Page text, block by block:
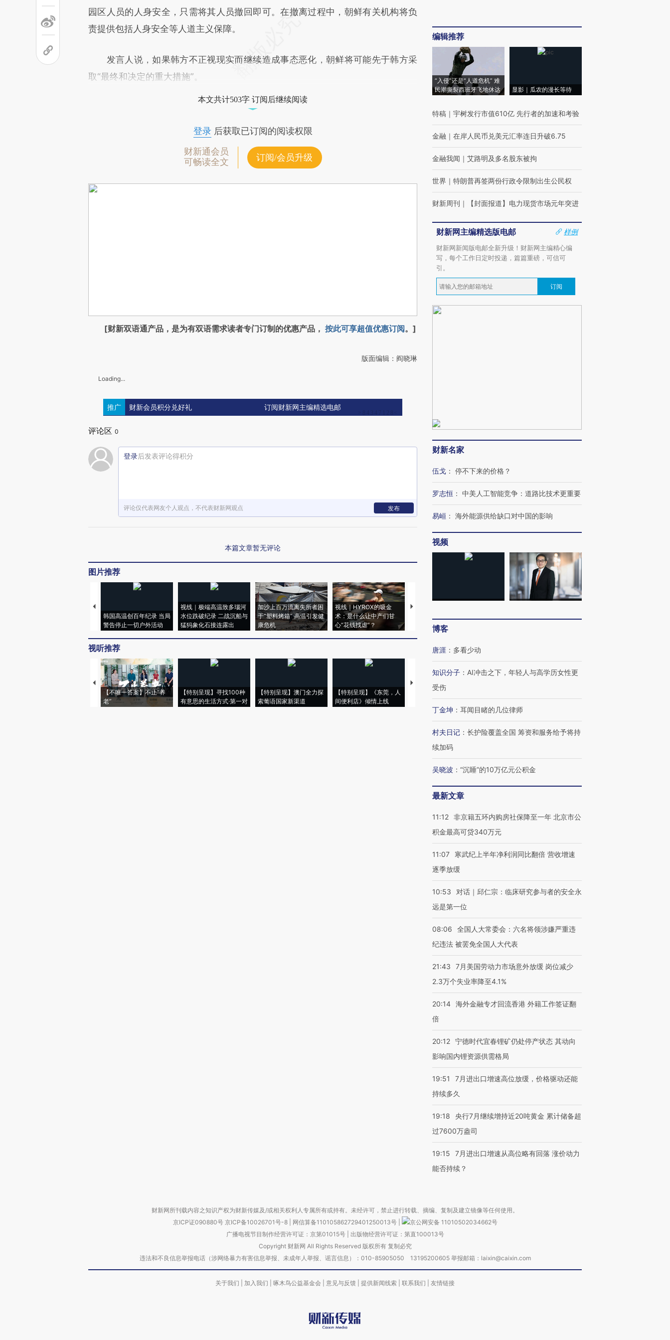
园区人员的人身安全，只需将其人员撤回即可。在撤离过程中，朝鲜有关机构将负
责提供包括人身安全等人道主义保障。
发言人说，如果韩方不正视现实而继续造成事态恶化，朝鲜将可能先于韩方采
取“最终和决定的重大措施”。
本文共计503字 订阅后继续阅读
登录后获取已订阅的阅读权限
财新通会员
可畅读全文
订阅/会员升级
[财新双语通产品，是为有双语需求读者专门订制的优惠产品， 按此可享超值优惠订阅。]
版面编辑：阎晓琳
Loading...
推广 财新会员积分兑好礼 订阅财新网主编精选电邮
评论区 0
登录后发表评论得积分
评论仅代表网友个人观点，不代表财新网观点 发布
本篇文章暂无评论
图片推荐
韩国高温创百年纪录 当局
警告停止一切户外活动
视线｜极端高温致多瑙河
水位跌破纪录 二战沉船与
猛犸象化石接连露出
加沙上百万流离失所者困
于“塑料烤箱” 高温引发健
康危机
视线｜HYROX的吸金
术：是什么让中产们甘
心“花钱找虐”？
马航飞行员跨国走私7万
视听推荐
【不唯一答案】不止“养
老”
【特别呈现】寻找100种
有意思的生活方式·第一对
【特别呈现】澳门全力探
索葡语国家新渠道
【特别呈现】《东莞，人
间便利店》倾情上线
【推广】走进第四届链博
会，让数智科技“链”接产
有意思的生活方式·第三对
住三大增长引擎是什么？
编辑推荐
“入侵”还是“人道危机” 难
民潮撕裂西班牙飞地休达
显影｜瓜农的漫长等待
特稿 ｜ 宇树发行市值610亿 先行者的加速和考验
金融 ｜ 在岸人民币兑美元汇率连日升破6.75
金融我闻 ｜ 艾路明及多名股东被拘
世界 ｜ 特朗普再签两份行政令限制出生公民权
财新周刊 ｜ 【封面报道】电力现货市场元年突进
财新网主编精选版电邮
样例
财新网新闻版电邮全新升级！财新网主编精心编
写，每个工作日定时投递，篇篇重磅，可信可
引。
订阅
财新名家
伍戈 ： 停不下来的价格？
罗志恒 ： 中美人工智能竞争：道路比技术更重要
易峘 ： 海外能源供给缺口对中国的影响
视频
博客
唐涯 ： 多看少动
知识分子 ： AI冲击之下，年轻人与高学历女性更
受伤
丁金坤 ： 耳闻目睹的几位律师
村夫日记 ： 长护险覆盖全国 筹资和服务给予将持
续加码
吴晓波 ： “沉睡”的10万亿元公积金
最新文章
11:12 非京籍五环内购房社保降至一年 北京市公
积金最高可贷340万元
11:07
寒武纪上半年净利润同比翻倍 营收增速
逐季放缓
10:53
对话｜邱仁宗：临床研究参与者的安全永
远是第一位
08:06
全国人大常委会：六名将领涉嫌严重违
纪违法 被罢免全国人大代表
21:43
7月美国劳动力市场意外放缓 岗位减少
2.3万个失业率降至4.1%
20:14 海外金融专才回流香港 外籍工作签证翻
倍
20:12 宁德时代宜春锂矿仍处停产状态 其动向
影响国内锂资源供需格局
19:51
7月进出口增速高位放缓，价格驱动还能
持续多久
19:18
央行7月继续增持近20吨黄金 累计储备超
过7600万盎司
19:15
7月进出口增速从高位略有回落 涨价动力
能否持续？
财新网所刊载内容之知识产权为财新传媒及/或相关权利人专属所有或持有。未经许可，禁止进行转载、摘编、复制及建立镜像等任何使用。
京ICP证090880号 京ICP备10026701号-8 网信算备110105862729401250013号
京公网安备 11010502034662号
广播电视节目制作经营许可证：京第01015号| 出版物经营许可证：第直100013号
Copyright 财新网 All Rights Reserved 版权所有 复制必究
违法和不良信息举报电话（涉网络暴力有害信息举报、未成年人举报、谣言信息）：010-85905050 13195200605 举报邮箱：laixin@caixin.com
关于我们 加入我们 啄木鸟公益基金会 意见与反馈 提供新闻线索 联系我们 友情链接